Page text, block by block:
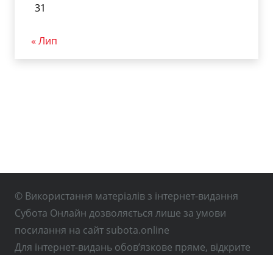
31
« Лип
© Використання матеріалів з інтернет-видання
Субота Онлайн дозволяється лише за умови
посилання на сайт subota.online
Для інтернет-видань обов’язкове пряме, відкрите